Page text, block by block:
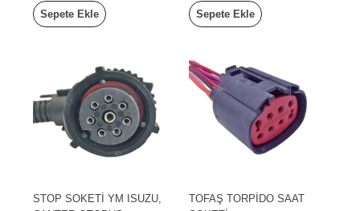
Sepete Ekle Sepete Ekle
STOP SOKETİ YM ISUZU,
TOFAŞ TORPİDO SAAT